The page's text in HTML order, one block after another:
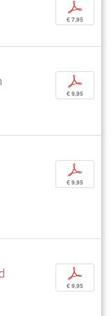
p
€ 7,95
p
€ 9,95
p
€ 9,95
p
€ 9,95